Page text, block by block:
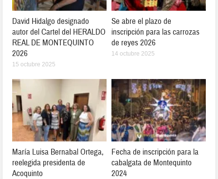
David Hidalgo designado
autor del Cartel del HERALDO
REAL DE MONTEQUINTO
2026
15 octubre 2025
Se abre el plazo de
inscripción para las carrozas
de reyes 2026
14 octubre 2025
María Luisa Bernabal Ortega,
reelegida presidenta de
Acoquinto
Fecha de inscripción para la
cabalgata de Montequinto
2024